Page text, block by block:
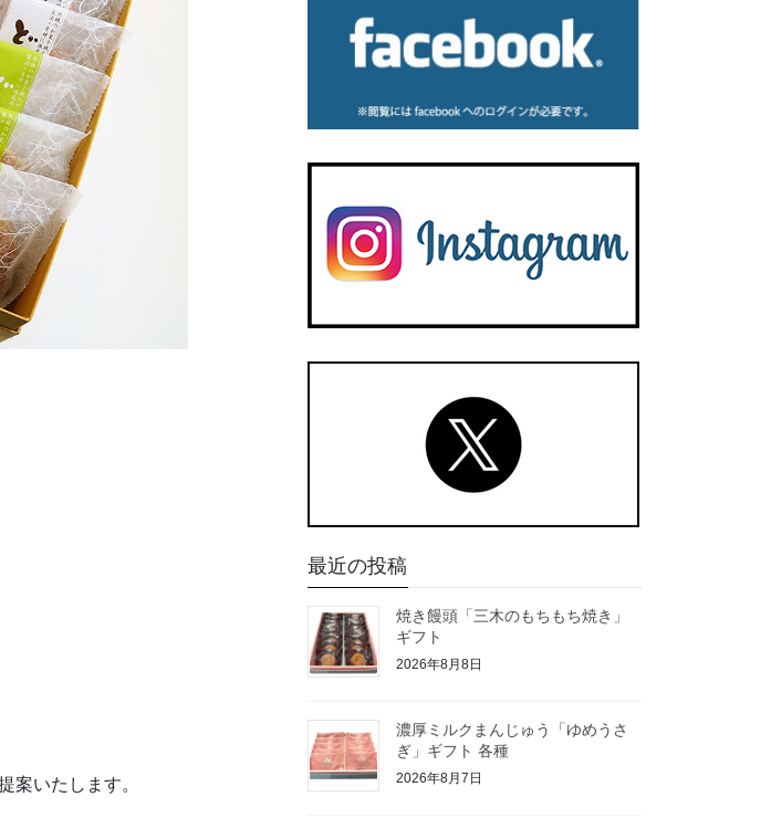
案いたします。
最近の投稿
焼き饅頭「三木のもちもち焼き」
ギフト
2026年8月8日
濃厚ミルクまんじゅう「ゆめうさ
ぎ」ギフト 各種
2026年8月7日